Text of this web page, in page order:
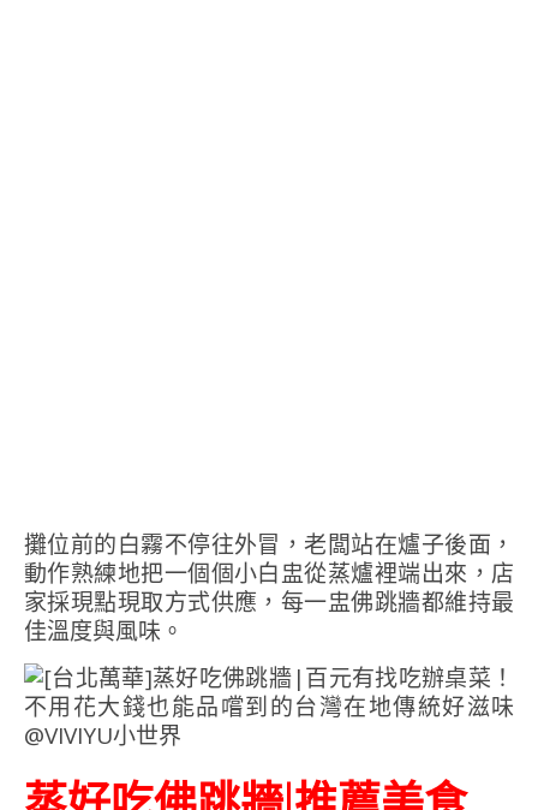
攤位前的白霧不停往外冒，老闆站在爐子後面，
動作熟練地把一個個小白盅從蒸爐裡端出來，店
家採現點現取方式供應，每一盅佛跳牆都維持最
佳溫度與風味。